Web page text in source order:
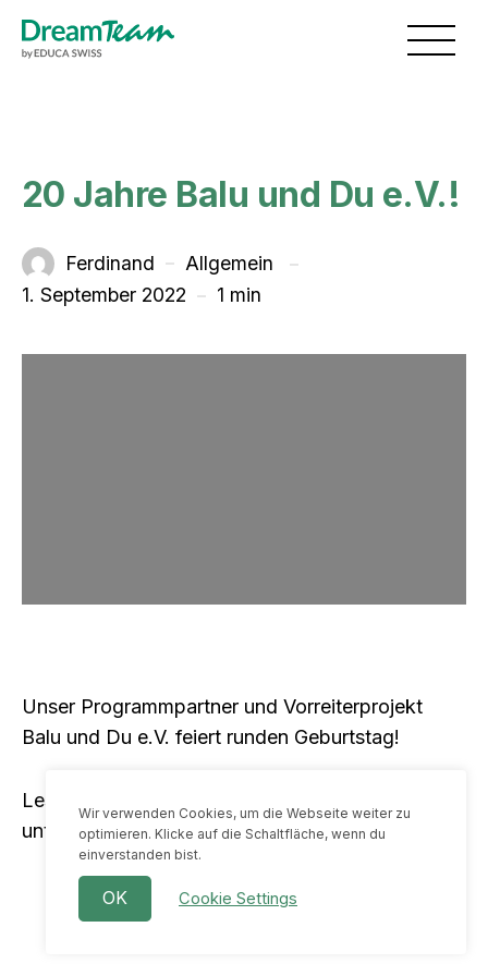
20 Jahre Balu und Du e.V.!
Von
Ferdinand unter
Allgemein
1. September 2022
1 min
Unser Programmpartner und Vorreiterprojekt
Balu und Du e.V. feiert runden Geburtstag!
Lesen Sie den beeindruckenden Wirkungsbericht
unter diesemLink.
Wir verwenden Cookies, um die Webseite weiter zu
optimieren. Klicke auf die Schaltfläche, wenn du
einverstanden bist.
OK Cookie Settings